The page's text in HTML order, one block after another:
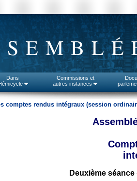
Dans
Commissions et
autres instances
comptes rendus intégraux (session
Deuxième